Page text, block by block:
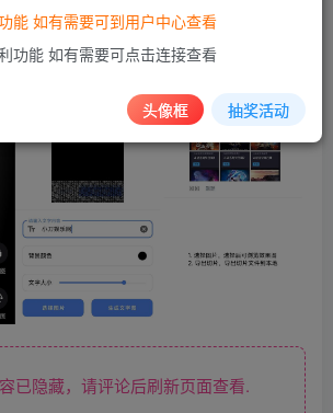
已隐藏，请评论后刷新页面查看.
能 如有需要可到用户中心查看
功能 如有需要可点击连接查看
头像框 抽奖活动